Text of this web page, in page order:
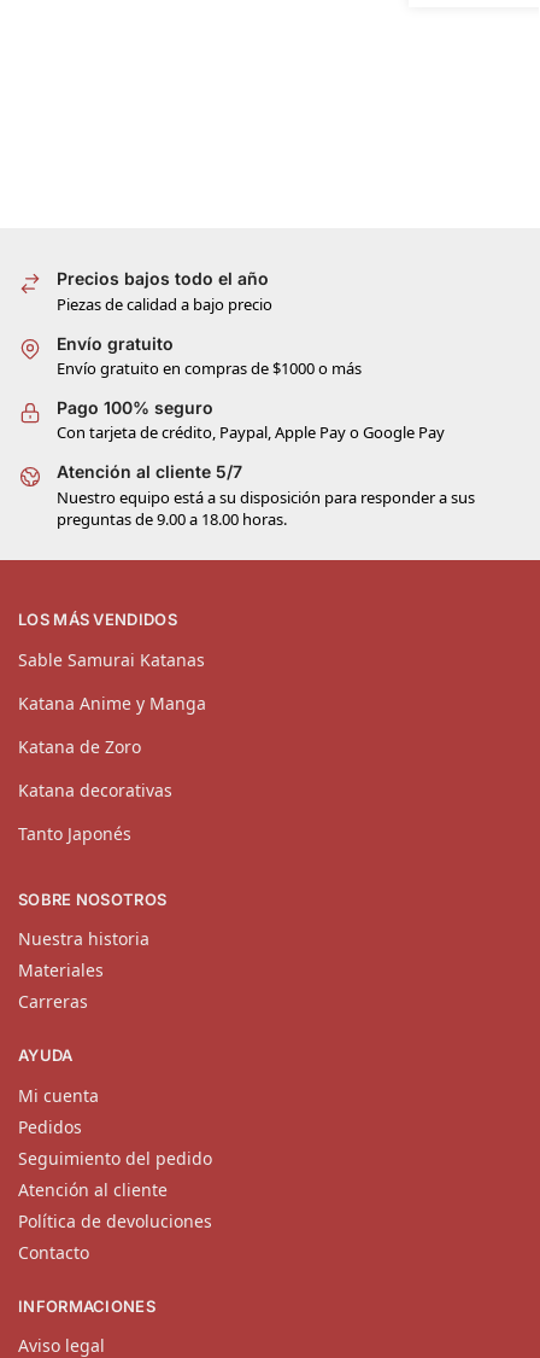
Precios bajos todo el año
Piezas de calidad a bajo precio
Envío gratuito
Envío gratuito en compras de $1000 o más
Pago 100% seguro
Con tarjeta de crédito, Paypal, Apple Pay o Google Pay
Atención al cliente 5/7
Nuestro equipo está a su disposición para responder a sus
preguntas de 9.00 a 18.00 horas.
LOS MÁS VENDIDOS
Sable Samurai Katanas
Katana Anime y Manga
Katana de Zoro
Katana decorativas
Tanto Japonés
SOBRE NOSOTROS
Nuestra historia
Materiales
Carreras
AYUDA
Mi cuenta
Pedidos
Seguimiento del pedido
Atención al cliente
Política de devoluciones
Contacto
INFORMACIONES
Aviso legal